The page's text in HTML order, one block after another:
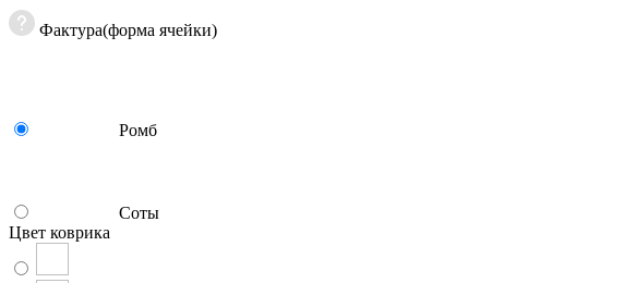
Фактура(форма ячейки)
Ромб
Соты
Цвет коврика